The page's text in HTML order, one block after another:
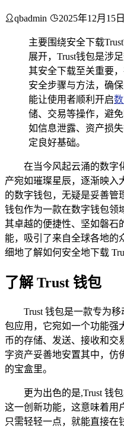
qbadmin 2025年12月15
主要围绕安全下载
展开，Trust钱包是涉
其安全下载至关重要
安全步骤与方法，确
能让使用者顺利开启
储、交易等操作，避
如信息泄露、资产损
定良好基础。
在当今风起云涌的数字
产宛如璀璨星辰，逐渐映入
的数字钱包，无疑是妥善管
钱包作为一款在数字钱包领
其卓越的便捷性、坚如磐石
能，吸引了来自全球各地的
细地了解如何安全地下载
了解 Trust 钱包
Trust 钱包是一款专为
包应用，它宛如一个功能强
币的存储、发送、接收和交
字资产妥善地安置其中，仿
的宝盒里。
更为出色的是,Trust 钱
这一创新功能，这意味着用
只需轻轻一点，就能直接在